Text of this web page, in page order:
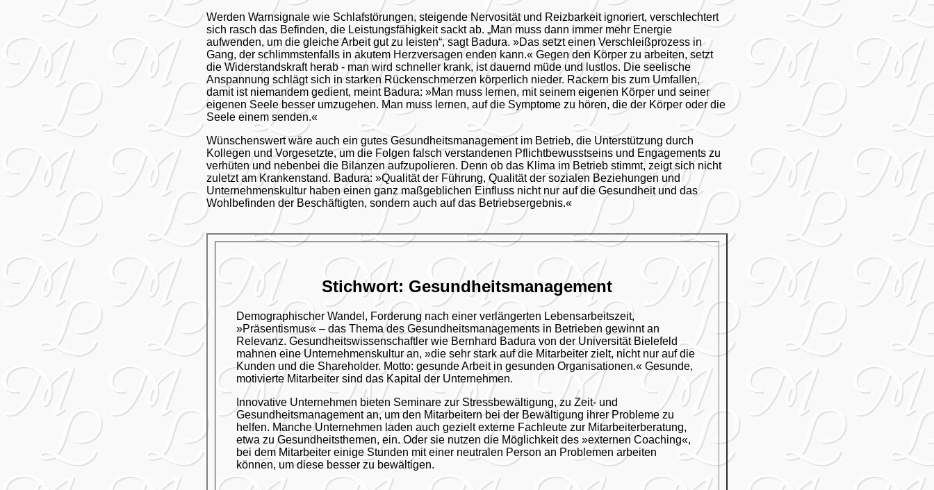
Werden Warnsignale wie Schlafstörungen, steigende Nervosität und Reizbarkeit ignoriert, verschlechtert
sich rasch das Befinden, die Leistungsfähigkeit sackt ab. „Man muss dann immer mehr Energie
aufwenden, um die gleiche Arbeit gut zu leisten“, sagt Badura. »Das setzt einen Verschleißprozess in
Gang, der schlimmstenfalls in akutem Herzversagen enden kann.« Gegen den Körper zu arbeiten, setzt
die Widerstandskraft herab - man wird schneller krank, ist dauernd müde und lustlos. Die seelische
Anspannung schlägt sich in starken Rückenschmerzen körperlich nieder. Rackern bis zum Umfallen,
damit ist niemandem gedient, meint Badura: »Man muss lernen, mit seinem eigenen Körper und seiner
eigenen Seele besser umzugehen. Man muss lernen, auf die Symptome zu hören, die der Körper oder die
Seele einem senden.«
Wünschenswert wäre auch ein gutes Gesundheitsmanagement im Betrieb, die Unterstützung durch
Kollegen und Vorgesetzte, um die Folgen falsch verstandenen Pflichtbewusstseins und Engagements zu
verhüten und nebenbei die Bilanzen aufzupolieren. Denn ob das Klima im Betrieb stimmt, zeigt sich nicht
zuletzt am Krankenstand. Badura: »Qualität der Führung, Qualität der sozialen Beziehungen und
Unternehmenskultur haben einen ganz maßgeblichen Einfluss nicht nur auf die Gesundheit und das
Wohlbefinden der Beschäftigten, sondern auch auf das Betriebsergebnis.«
Stichwort: Gesundheitsmanagement
Demographischer Wandel, Forderung nach einer verlängerten Lebensarbeitszeit,
»Präsentismus« – das Thema des Gesundheitsmanagements in Betrieben gewinnt an
Relevanz. Gesundheitswissenschaftler wie Bernhard Badura von der Universität Bielefeld
mahnen eine Unternehmenskultur an, »die sehr stark auf die Mitarbeiter zielt, nicht nur auf die
Kunden und die Shareholder. Motto: gesunde Arbeit in gesunden Organisationen.« Gesunde,
motivierte Mitarbeiter sind das Kapital der Unternehmen.
Innovative Unternehmen bieten Seminare zur Stressbewältigung, zu Zeit- und
Gesundheitsmanagement an, um den Mitarbeitern bei der Bewältigung ihrer Probleme zu
helfen. Manche Unternehmen laden auch gezielt externe Fachleute zur Mitarbeiterberatung,
etwa zu Gesundheitsthemen, ein. Oder sie nutzen die Möglichkeit des »externen Coaching«,
bei dem Mitarbeiter einige Stunden mit einer neutralen Person an Problemen arbeiten
können, um diese besser zu bewältigen.